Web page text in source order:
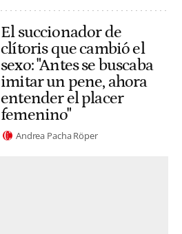
El succionador de
clítoris que cambió el
sexo: "Antes se buscaba
imitar un pene, ahora
entender el placer
femenino"
Andrea Pacha Röper